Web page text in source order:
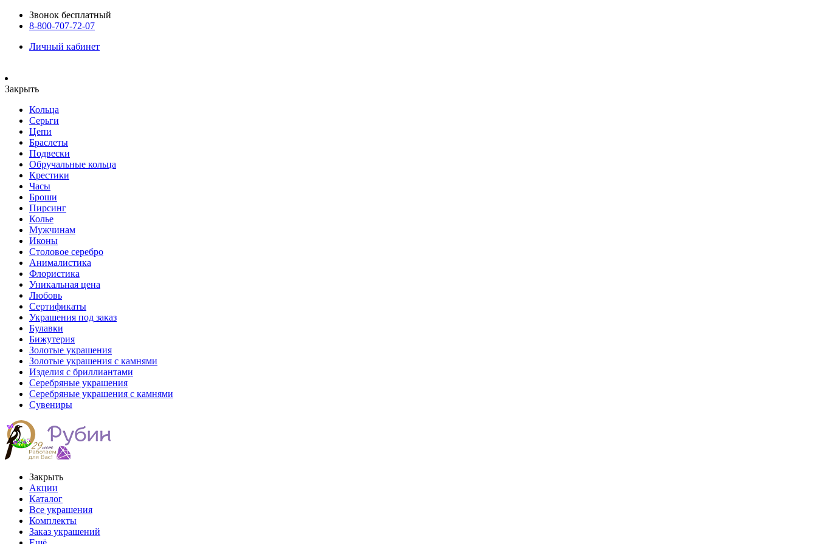
Звонок бесплатный
8-800-707-72-07
Личный кабинет
Закрыть
Кольца
Серьги
Цепи
Браслеты
Подвески
Обручальные кольца
Крестики
Часы
Броши
Пирсинг
Колье
Мужчинам
Иконы
Столовое серебро
Анималистика
Флористика
Уникальная цена
Любовь
Сертификаты
Украшения под заказ
Булавки
Бижутерия
Золотые украшения
Золотые украшения с камнями
Изделия с бриллиантами
Серебряные украшения
Серебряные украшения с камнями
Сувениры
Закрыть
Акции
Каталог
Все украшения
Комплекты
Заказ украшений